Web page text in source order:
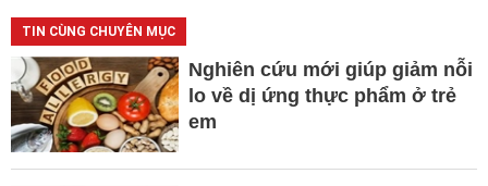
TIN CÙNG CHUYÊN MỤC
Nghiên cứu mới giúp giảm nỗi
lo về dị ứng thực phẩm ở trẻ
em